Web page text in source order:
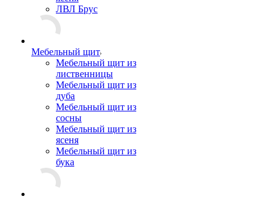
ЛВЛ Брус
Мебельный щит
Мебельный щит из
лиственницы
Мебельный щит из
дуба
Мебельный щит из
сосны
Мебельный щит из
ясеня
Мебельный щит из
бука